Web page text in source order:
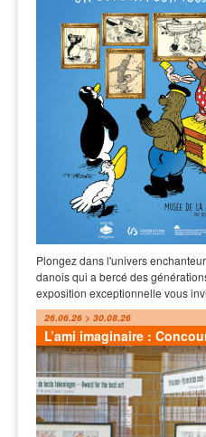
Plongez dans l'univers
danois qui a bercé des
exposition exceptionnelle vous
26.06.26 > 30.08.26
L’ami imaginaire :